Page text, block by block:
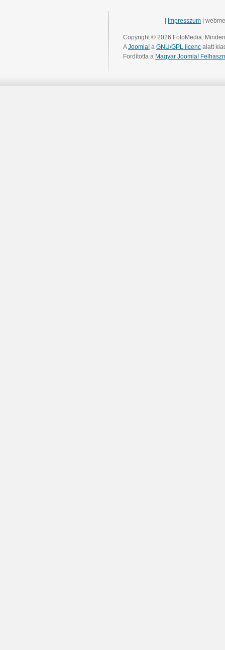
Impresszum |
Copyright © 2026 FotoMedia.
AJoomla! a GNU/GPL licenc alatt
Fordította a Magyar Joomla!